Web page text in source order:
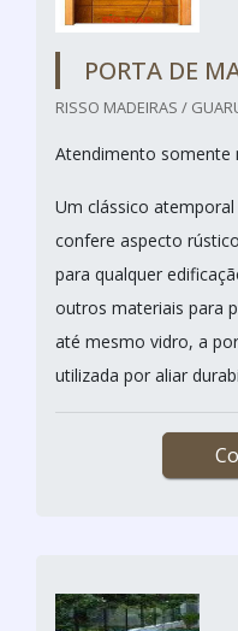
PORTA DE
RISSO MADEIRAS /
Atendimento somente
Um clássico
confere aspecto
para qualquer
outros materiais para
até mesmo vidro, a
utilizada por aliar